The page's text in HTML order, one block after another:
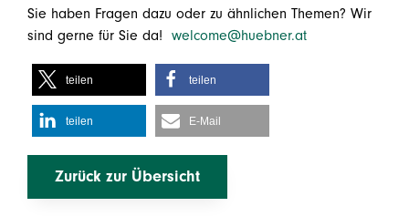
Sie haben Fragen dazu oder zu ähnlichen Themen? Wir
sind gerne für Sie da! welcome@huebner.at
teilen teilen
teilen E-Mail
Zurück zur Übersicht